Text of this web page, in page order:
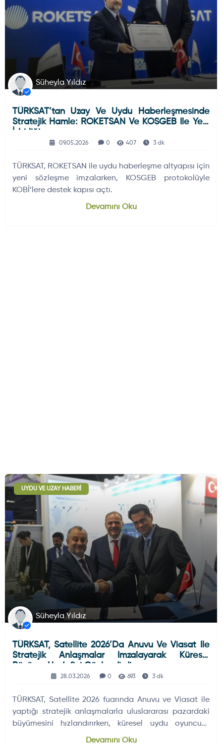
Süheyla Yıldız
TÜRKSAT’tan Uzay Ve Uydu Haberleşmesinde
Stratejik Hamle: ROKETSAN Ve KOSGEB Ile Yeni
İşbirliği
09.05.2026 0 407 3 dk
TÜRKSAT, ROKETSAN ile uydu haberleşme altyapısı için
yeni sözleşme imzalarken, KOSGEB protokolüyle
KOBİ’lere destek kapısı açtı.
Devamını Oku
UYDU VE UZAY HABERI
Süheyla Yıldız
TÜRKSAT, Satellite 2026’da Anuvu Ve Viasat Ile
Stratejik Anlaşmalar Imzalayarak Küresel
Büyüme Hedefini Güçlendirdi
28.03.2026 0 693 3 dk
TÜRKSAT, Satellite 2026 fuarında Anuvu ve Viasat ile
yaptığı stratejik anlaşmalarla uluslararası pazardaki
büyümesini hızlandırırken, küresel uydu oyuncusu
olma hedefini öne çıkardı.
Devamını Oku